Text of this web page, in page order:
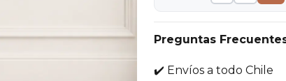
Preguntas
✔️ Envíos a todo Chile